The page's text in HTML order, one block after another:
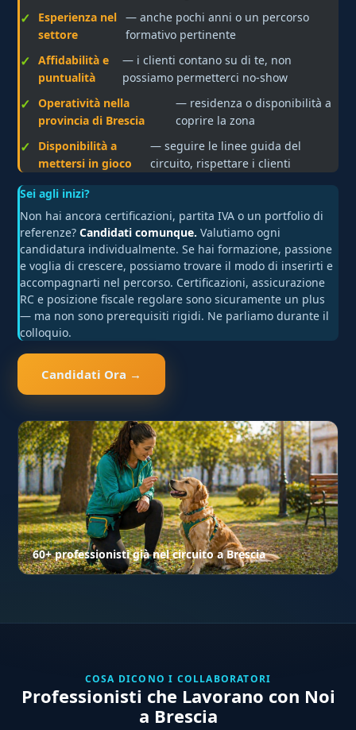
Esperienza nel
settore
— anche pochi anni o un percorso
formativo pertinente
Affidabilità e
puntualità
— i clienti contano su di te, non
possiamo permetterci no-show
Operatività nella
provincia di Brescia
— residenza o disponibilità a
coprire la zona
Disponibilità a
mettersi in gioco
— seguire le linee guida del
circuito, rispettare i clienti
Sei agli inizi?
Non hai ancora certificazioni, partita IVA o un portfolio di
referenze?Candidati comunque. Valutiamo ogni
candidatura individualmente. Se hai formazione, passione
e voglia di crescere, possiamo trovare il modo di inserirti e
accompagnarti nel percorso. Certificazioni, assicurazione
RC e posizione fiscale regolare sono sicuramente un plus
— ma non sono prerequisiti rigidi. Ne parliamo durante il
colloquio.
Candidati Ora →
60+ professionisti già nel circuito a Brescia
COSA DICONO I COLLABORATORI
Professionisti che Lavorano con Noi
a Brescia